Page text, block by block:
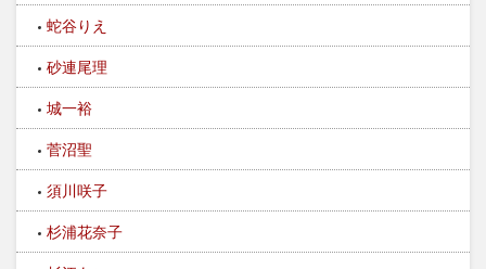
蛇谷りえ
砂連尾理
城一裕
菅沼聖
須川咲子
杉浦花奈子